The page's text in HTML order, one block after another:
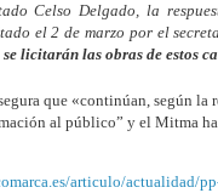
Celso Delgado, la
el 2 de marzo por el
licitarán las obras de estos
que «continúan, según
al público” y el Mitma
articulo/actualidad/